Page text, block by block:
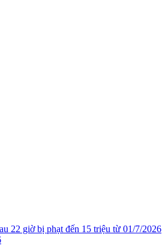
22 giờ bị phạt đến 15 triệu từ 01/7/2026